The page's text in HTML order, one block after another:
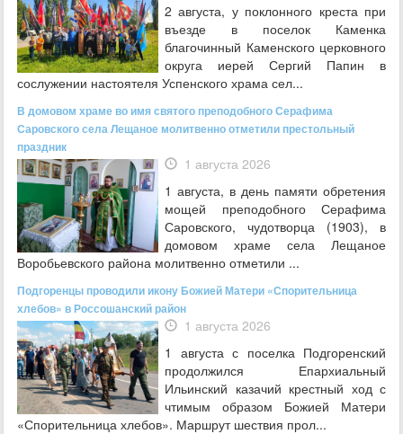
2 августа, у поклонного креста при
въезде в поселок Каменка
благочинный Каменского церковного
округа иерей Сергий Папин в
сослужении настоятеля Успенского храма сел...
В домовом храме во имя святого преподобного Серафима
Саровского села Лещаное молитвенно отметили престольный
праздник
1 августа 2026
1 августа, в день памяти обретения
мощей преподобного Серафима
Саровского, чудотворца (1903), в
домовом храме села Лещаное
Воробьевского района молитвенно отметили ...
Подгоренцы проводили икону Божией Матери «Спорительница
хлебов» в Россошанский район
1 августа 2026
1 августа с поселка Подгоренский
продолжился Епархиальный
Ильинский казачий крестный ход с
чтимым образом Божией Матери
«Спорительница хлебов». Маршрут шествия прол...